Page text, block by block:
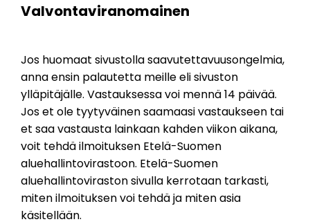
Valvontaviranomainen
Jos huomaat sivustolla saavutettavuusongelmia,
anna ensin palautetta meille eli sivuston
ylläpitäjälle. Vastauksessa voi mennä 14 päivää.
Jos et ole tyytyväinen saamaasi vastaukseen tai
et saa vastausta lainkaan kahden viikon aikana,
voit tehdä ilmoituksen Etelä-Suomen
aluehallintovirastoon. Etelä-Suomen
aluehallintoviraston sivulla kerrotaan tarkasti,
miten ilmoituksen voi tehdä ja miten asia
käsitellään.